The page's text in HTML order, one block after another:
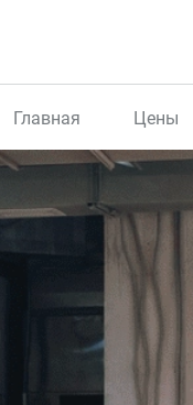
Главная Цены